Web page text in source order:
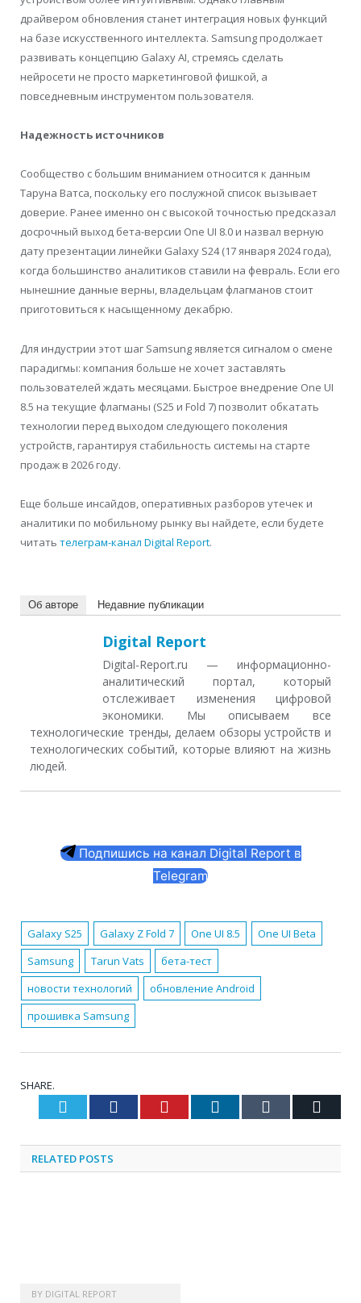
драйвером обновления станет интеграция новых функций
на базе искусственного интеллекта. Samsung продолжает
развивать концепцию Galaxy AI, стремясь сделать
нейросети не просто маркетинговой фишкой, а
повседневным инструментом пользователя.
Надежность источников
Сообщество с большим вниманием относится к данным
Таруна Ватса, поскольку его послужной список вызывает
доверие. Ранее именно он с высокой точностью предсказал
досрочный выход бета-версии One UI 8.0 и назвал верную
дату презентации линейки Galaxy S24 (17 января 2024 года),
когда большинство аналитиков ставили на февраль. Если его
нынешние данные верны, владельцам флагманов стоит
приготовиться к насыщенному декабрю.
Для индустрии этот шаг Samsung является сигналом о смене
парадигмы: компания больше не хочет заставлять
пользователей ждать месяцами. Быстрое внедрение One UI
8.5 на текущие флагманы (S25 и Fold 7) позволит обкатать
технологии перед выходом следующего поколения
устройств, гарантируя стабильность системы на старте
продаж в 2026 году.
Еще больше инсайдов, оперативных разборов утечек и
аналитики по мобильному рынку вы найдете, если будете
читать телеграм-канал Digital Report.
Об авторе Недавние публикации
Digital Report
Digital-Report.ru — информационно-
аналитический портал, который
отслеживает изменения цифровой
экономики. Мы описываем все
технологические тренды, делаем обзоры устройств и
технологических событий, которые влияют на жизнь
людей.
Подпишись на канал Digital Report в
Telegram
Galaxy S25 Galaxy Z Fold 7 One UI 8.5
One UI Beta
Samsung
Tarun Vats
бета-тест
новости технологий
обновление Android
прошивка Samsung
SHARE.
Twitter Facebook Pinterest LinkedIn Tumblr
RELATED POSTS
BY DIGITAL REPORT